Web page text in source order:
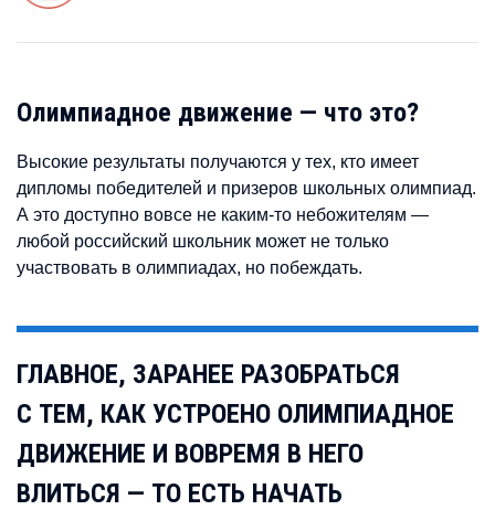
Олимпиадное движение — что это?
Высокие результаты получаются у тех, кто имеет
дипломы победителей и призеров школьных олимпиад.
А это доступно вовсе не каким-то небожителям —
любой российский школьник может не только
участвовать в олимпиадах, но побеждать.
ГЛАВНОЕ, ЗАРАНЕЕ РАЗОБРАТЬСЯ
С ТЕМ, КАК УСТРОЕНО ОЛИМПИАДНОЕ
ДВИЖЕНИЕ И ВОВРЕМЯ В НЕГО
ВЛИТЬСЯ — ТО ЕСТЬ НАЧАТЬ